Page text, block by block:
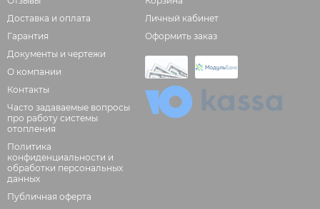
Доставка и оплата
Гарантия
Документы и чертежи
О компании
Контакты
Часто задаваемые вопросы
про работу системы
отопления
Политика
конфиденциальности и
обработки персональных
данных
Публичная оферта
Личный кабинет
Оформить заказ